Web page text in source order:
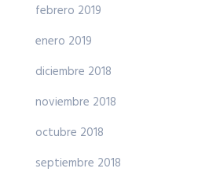
febrero 2019
enero 2019
diciembre 2018
noviembre 2018
octubre 2018
septiembre 2018